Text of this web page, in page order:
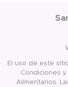
El uso de este
Condiciones
Alimentarios.